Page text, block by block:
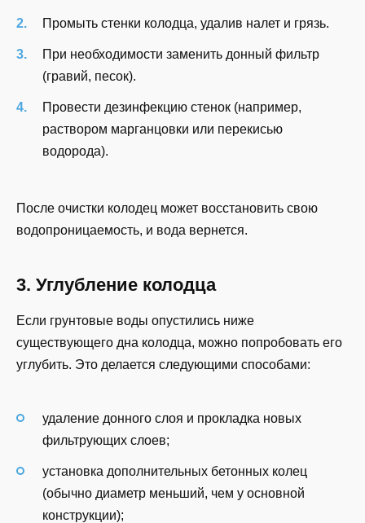
Промыть стенки колодца, удалив налет и грязь.
При необходимости заменить донный фильтр
(гравий, песок).
Провести дезинфекцию стенок (например,
раствором марганцовки или перекисью
водорода).
После очистки колодец может восстановить свою
водопроницаемость, и вода вернется.
3. Углубление колодца
Если грунтовые воды опустились ниже
существующего дна колодца, можно попробовать его
углубить. Это делается следующими способами:
удаление донного слоя и прокладка новых
фильтрующих слоев;
установка дополнительных бетонных колец
(обычно диаметр меньший, чем у основной
конструкции);